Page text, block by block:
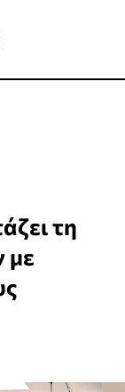
τη
με